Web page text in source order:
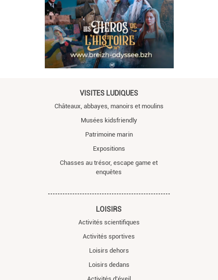
VISITES LUDIQUES
Châteaux, abbayes, manoirs et moulins
Musées kidsfriendly
Patrimoine marin
Expositions
Chasses au trésor, escape game et
enquêtes
LOISIRS
Activités scientifiques
Activités sportives
Loisirs dehors
Loisirs dedans